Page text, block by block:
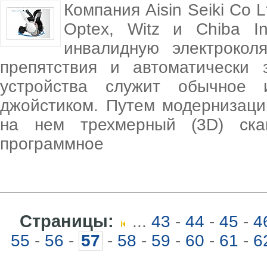
Компания Aisin Seiki Co
Optex, Witz и Chiba
инвалидную
препятствия и
устройства служит обычное
джойстиком. Путем
на нем трехмерный (3D)
программное
Страницы: ... 43 - 44 - 45 -
55 - 56 - 57 - 58 - 59 - 60 - 61 -